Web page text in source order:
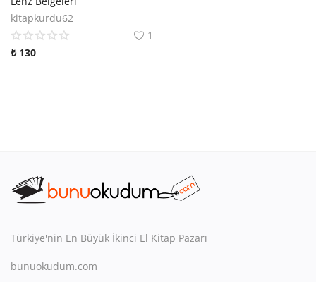
Kitaplığım
Destek Merkezi
kitapkurdu62
1
₺ 130
Türkiye'nin En Büyük İkinci El Kitap Pazarı
bunuokudum.com